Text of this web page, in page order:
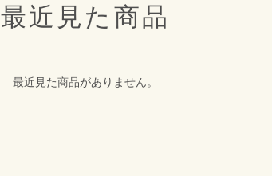
最近見た商品
最近見た商品がありません。